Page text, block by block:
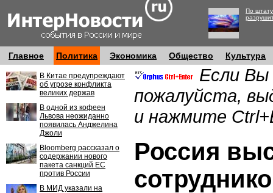
По
Главное Политика Экономика Общество Культура
В Китае предупреждают
об угрозе конфликта
великих держав
В одной из кофеен
Львова неожиданно
появилась Анджелина
Джоли
Bloomberg рассказал о
содержании нового
пакета санкций ЕС
против России
В МИД указали на
Если Вы
пожалуйста,
и нажмите
Россия